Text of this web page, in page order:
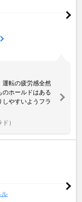
運転の疲労感全然
のホールドはある
やすいようフラ
）
ル